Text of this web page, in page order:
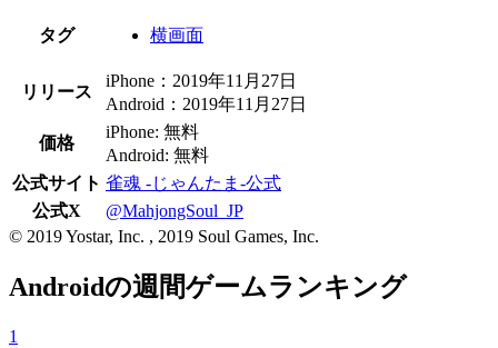
タグ 横画面
リリース
iPhone：2019年11月27日
Android：2019年11月27日
価格
iPhone: 無料
Android: 無料
公式サイト 雀魂 -じゃんたま-公式
公式X
@MahjongSoul_JP
© 2019 Yostar, Inc. , 2019 Soul Games, Inc.
Androidの週間ゲームランキング
1